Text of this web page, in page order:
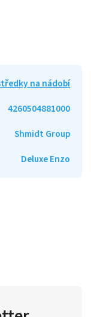
na nádobí
4260504881000
Shmidt Group
Deluxe Enzo